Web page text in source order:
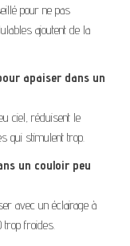
pour ne pas
ajoutent de la
apaiser dans un
ciel, réduisent le
qui stimulent trop.
un couloir peu
avec un éclairage à
trop froides.